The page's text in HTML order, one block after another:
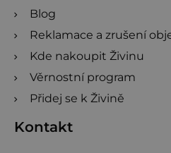
Blog
Reklamace a zrušení
Kde nakoupit Živinu
Věrnostní program
Přidej se k Živině
Kontakt